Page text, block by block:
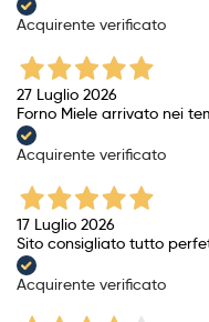
Acquirente verificato
27 Luglio 2026
Forno Miele arrivato nei
Acquirente verificato
17 Luglio 2026
Sito consigliato tutto
Acquirente verificato